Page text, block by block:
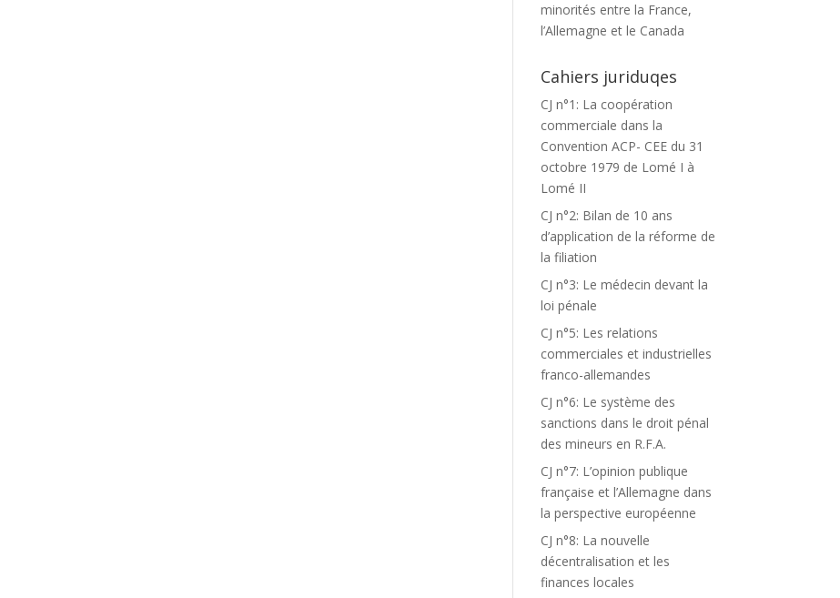
minorités entre la France,
l’Allemagne et le Canada
Cahiers juriduqes
CJ n°1: La coopération
commerciale dans la
Convention ACP- CEE du 31
octobre 1979 de Lomé I à
Lomé II
CJ n°2: Bilan de 10 ans
d’application de la réforme de
la filiation
CJ n°3: Le médecin devant la
loi pénale
CJ n°5: Les relations
commerciales et industrielles
franco-allemandes
CJ n°6: Le système des
sanctions dans le droit pénal
des mineurs en R.F.A.
CJ n°7: L’opinion publique
française et l’Allemagne dans
la perspective européenne
CJ n°8: La nouvelle
décentralisation et les
finances locales